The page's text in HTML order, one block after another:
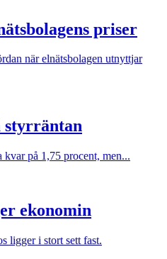
priser
när elnätsbolagen utnyttjar
styrräntan
på 1,75 procent, men...
ekonomin
ligger i stort sett fast.